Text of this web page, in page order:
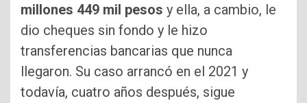
millones 449 mil pesos y ella, a cambio, le
dio cheques sin fondo y le hizo
transferencias bancarias que nunca
llegaron. Su caso arrancó en el 2021 y
todavía, cuatro años después, sigue